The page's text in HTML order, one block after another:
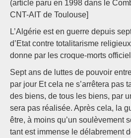
(article paru en 1998 dans le
CNT-AIT de Toulouse]
L’Algérie est en guerre depuis
d’Etat contre totalitarisme
donne par les croque-morts
Sept ans de luttes de pouvoir
par jour Et cela ne s’arrêtera pas
des biens, de tous les biens, par
sera pas réalisée. Après cela, la
être, à moins qu’un soulèvement
tant est immense le délabrement